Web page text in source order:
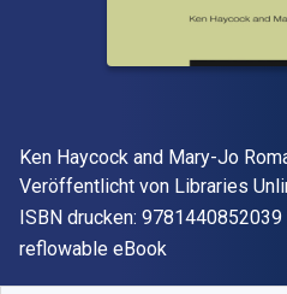
Autor(en)
Ken Haycock and Mary-Jo
Verleger
Veröffentlicht von Libraries
ISBN drucken: 9781440852039
Format
reflowable eBook